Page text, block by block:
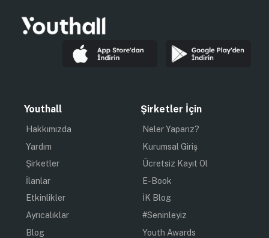
Youthall
Hakkımızda
Yardım
Şirketler
İlanlar
Etkinlikler
Ayrıcalıklar
Blog
Şirketler İçin
Neler Yaparız?
Kurumsal Giriş
Ücretsiz Kayıt Ol
E-Book
İK Blog
#Seninleyiz
Youth Awards